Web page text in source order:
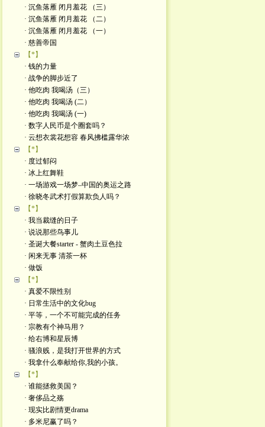
· 沉鱼落雁 闭月羞花 （三）
· 沉鱼落雁 闭月羞花 （二）
· 沉鱼落雁 闭月羞花 （一）
· 慈善帝国
【*】
· 钱的力量
· 战争的脚步近了
· 他吃肉 我喝汤（三）
· 他吃肉 我喝汤 (二）
· 他吃肉 我喝汤 (一)
· 数字人民币是个圈套吗？
· 云想衣裳花想容 春风拂槛露华浓
【*】
· 度过郁闷
· 冰上红舞鞋
· 一场游戏一场梦–中国的奥运之路
· 徐晓冬武术打假算欺负人吗？
【*】
· 我当裁缝的日子
· 说说那些鸟事儿
· 圣诞大餐starter - 蟹肉土豆色拉
· 闲来无事 清茶一杯
· 做饭
【*】
· 真爱不限性别
· 日常生活中的文化bug
· 平等，一个不可能完成的任务
· 宗教有个神马用？
· 给右博和星辰博
· 骚浪贱，是我打开世界的方式
· 我拿什么奉献给你,我的小孩。
【*】
· 谁能拯救美国？
· 奢侈品之殇
· 现实比剧情更drama
· 多米尼赢了吗？